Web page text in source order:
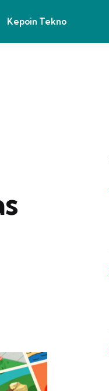
Kepoin Tekno